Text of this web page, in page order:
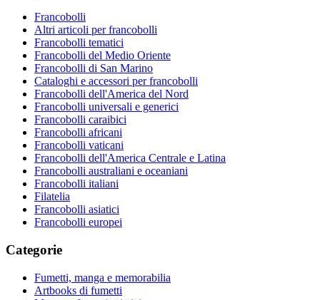
Francobolli
Altri articoli per francobolli
Francobolli tematici
Francobolli del Medio Oriente
Francobolli di San Marino
Cataloghi e accessori per francobolli
Francobolli dell'America del Nord
Francobolli universali e generici
Francobolli caraibici
Francobolli africani
Francobolli vaticani
Francobolli dell'America Centrale e Latina
Francobolli australiani e oceaniani
Francobolli italiani
Filatelia
Francobolli asiatici
Francobolli europei
Categorie
Fumetti, manga e memorabilia
Artbooks di fumetti